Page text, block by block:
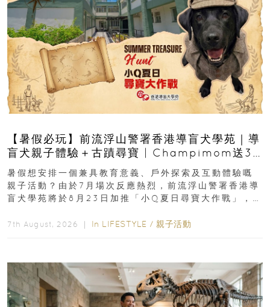
【暑假必玩】前流浮山警署香港導盲犬學苑｜導
盲犬親子體驗＋古蹟尋寶 | Champimom送3
組免費名額
暑假想安排一個兼具教育意義、戶外探索及互動體驗嘅
親子活動？由於7月場次反應熱烈，前流浮山警署香港導
盲犬學苑將於8月23日加推「小Q夏日尋寶大作戰」，家
7th August, 2026 ｜ In LIFESTYLE / 親子活動